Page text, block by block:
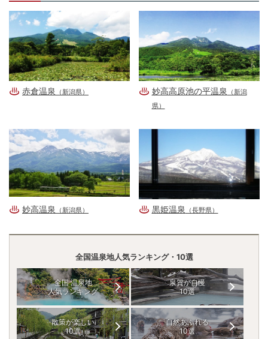
赤倉温泉 （新潟県） 妙高高原池の平温泉
（新潟
県）
妙高温泉 （新潟県） 黒姫温泉 （長野県）
全国温泉地人気ランキング・10選
全国 温泉地
人気ランキング
泉質が自慢
10選
散策が楽しい
10選
自然あふれる
10選